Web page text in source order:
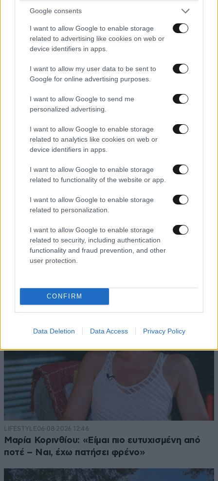
Google consents
I want to allow Google to enable storage
related to advertising like cookies on web or
device identifiers in apps.
I want to allow my user data to be sent to
Google for online advertising purposes.
I want to allow Google to send me
personalized advertising.
I want to allow Google to enable storage
related to analytics like cookies on web or
device identifiers in apps.
I want to allow Google to enable storage
related to functionality of the website or app.
I want to allow Google to enable storage
related to personalization.
I want to allow Google to enable storage
related to security, including authentication
functionality and fraud prevention, and other
user protection.
CONFIRM
Data Deletion Data Access Privacy Policy
ΕΛΛΑΔΑ05·08·2026 21:24
«Κάηκε το σπίτι μας στην Ελλάδα λίγο πριν
μετακομίσουμε»: Απαρηγόρητη η οικογένεια
από τη Βρετανία που είδε το όνειρο ζωής να
γίνεται στάχτη
LIFESTYLE06·08·2026 12:46
Μαρία Κορινθίου: «Είμαι πιο ευτυχισμένη από
ποτέ – Ναι, έχω πατήσει φρένο»